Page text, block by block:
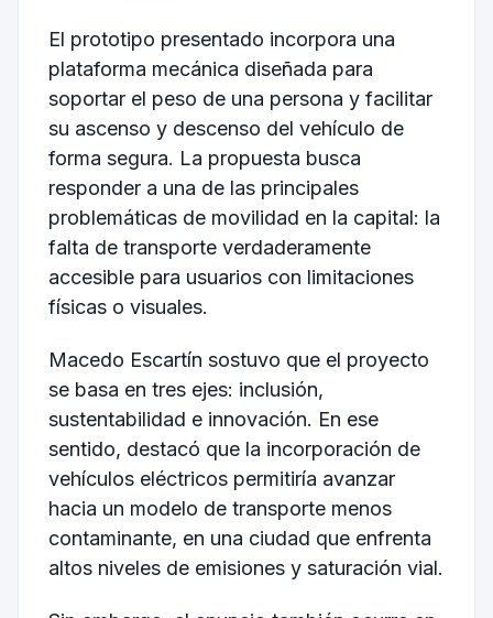
El prototipo presentado incorpora una
plataforma mecánica diseñada para
soportar el peso de una persona y facilitar
su ascenso y descenso del vehículo de
forma segura. La propuesta busca
responder a una de las principales
problemáticas de movilidad en la capital: la
falta de transporte verdaderamente
accesible para usuarios con limitaciones
físicas o visuales.
Macedo Escartín sostuvo que el proyecto
se basa en tres ejes: inclusión,
sustentabilidad e innovación. En ese
sentido, destacó que la incorporación de
vehículos eléctricos permitiría avanzar
hacia un modelo de transporte menos
contaminante, en una ciudad que enfrenta
altos niveles de emisiones y saturación vial.